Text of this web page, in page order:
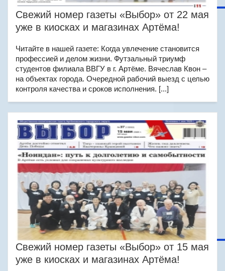
Свежий номер газеты «Выбор» от 22 мая
уже в киосках и магазинах Артёма!
Читайте в нашей газете: Когда увлечение становится
профессией и делом жизни. Футзальный триумф
студентов филиала ВВГУ в г. Артёме. Вячеслав Квон –
на объектах города. Очередной рабочий выезд с целью
контроля качества и сроков исполнения. [...]
Свежий номер газеты «Выбор» от 15 мая
уже в киосках и магазинах Артёма!